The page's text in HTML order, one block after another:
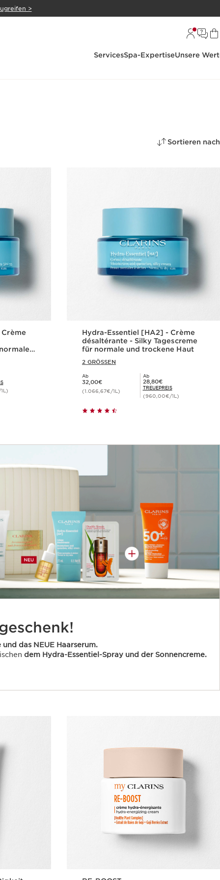
>
ServicesSpa-ExpertiseUnsere
Sortieren nach
Hydra-Essentiel [HA2] - Crème
désaltérante - Silky Tagescreme
für normale und trockene Haut
2 GRÖSSEN
Ab
Aktueller Preis 32,00€
32,00€
(1.066,67€/1L)
Ab
Mitgliederpreis 28,80€
28,80€
TREUEPREIS
(960,00€/1L)
das NEUE Haarserum.
dem Hydra-Essentiel-Spray und der Sonnencreme.